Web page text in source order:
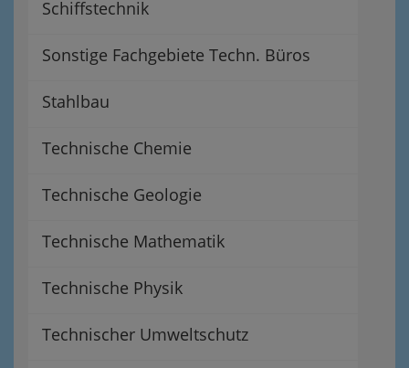
Schiffstechnik
Sonstige Fachgebiete Techn. Büros
Stahlbau
Technische Chemie
Technische Geologie
Technische Mathematik
Technische Physik
Technischer Umweltschutz